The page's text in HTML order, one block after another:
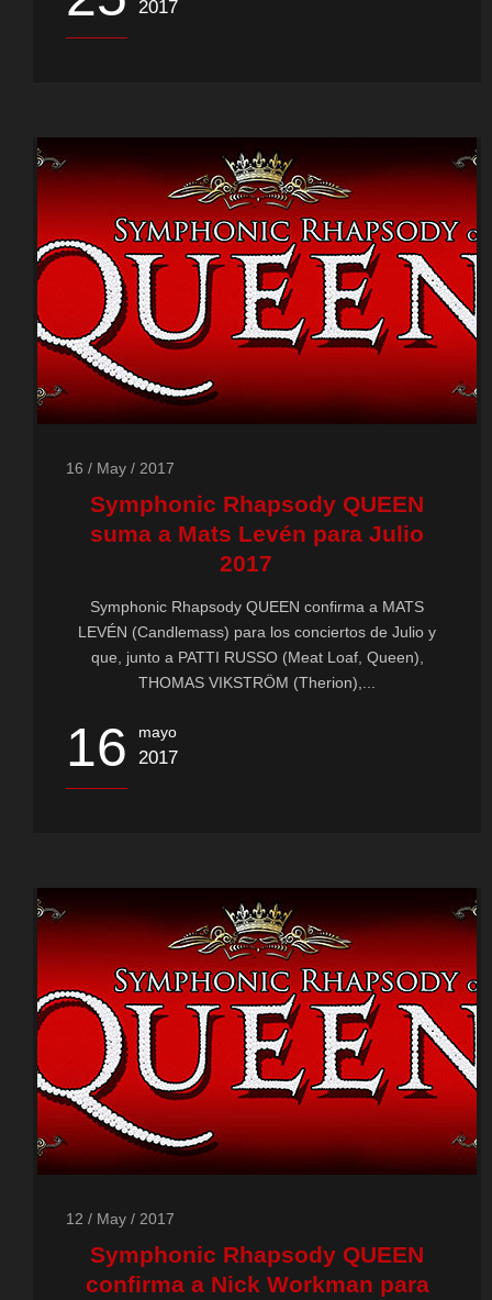
2017
16 / May / 2017
Symphonic Rhapsody QUEEN
suma a Mats Levén para Julio
2017
Symphonic Rhapsody QUEEN confirma a MATS
LEVÉN (Candlemass) para los conciertos de Julio y
que, junto a PATTI RUSSO (Meat Loaf, Queen),
THOMAS VIKSTRÖM (Therion),...
16 mayo
2017
12 / May / 2017
Symphonic Rhapsody QUEEN
confirma a Nick Workman para